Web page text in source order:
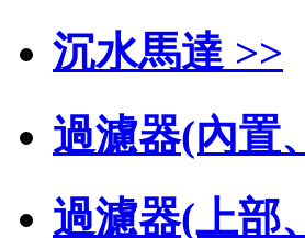
沉水馬達 >>
過濾器(內置
過濾器(上部